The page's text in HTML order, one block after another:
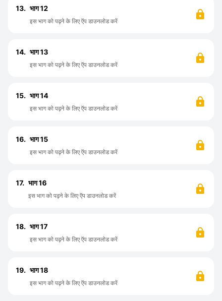
13. भाग 12
इस भाग को पढ़ने के लिए ऍप डाउनलोड करें
14. भाग 13
इस भाग को पढ़ने के लिए ऍप डाउनलोड करें
15. भाग 14
इस भाग को पढ़ने के लिए ऍप डाउनलोड करें
16. भाग 15
इस भाग को पढ़ने के लिए ऍप डाउनलोड करें
17. भाग 16
इस भाग को पढ़ने के लिए ऍप डाउनलोड करें
18. भाग 17
इस भाग को पढ़ने के लिए ऍप डाउनलोड करें
19. भाग 18
इस भाग को पढ़ने के लिए ऍप डाउनलोड करें